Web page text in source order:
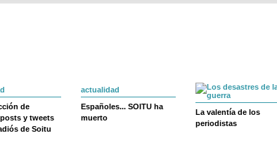
de
y tweets
de Soitu
actualidad
Españoles... SOITU ha
muerto
La valentía de los
periodistas